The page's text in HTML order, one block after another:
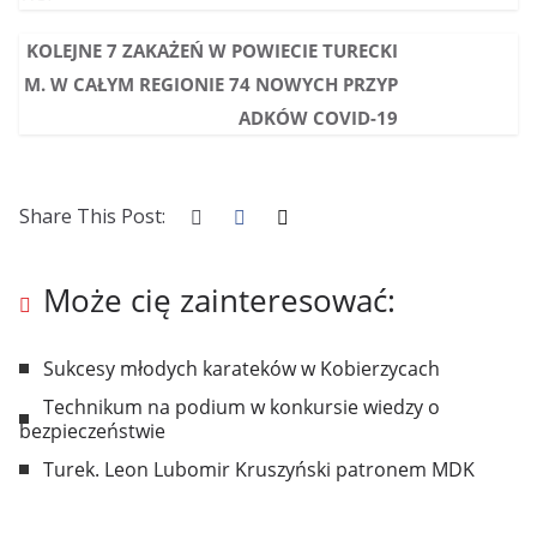
KOLEJNE 7 ZAKAŻEŃ W POWIECIE TURECKI
M. W CAŁYM REGIONIE 74 NOWYCH PRZYP
ADKÓW COVID-19
Share This Post:
Może cię zainteresować:
Sukcesy młodych karateków w Kobierzycach
Technikum na podium w konkursie wiedzy o
bezpieczeństwie
Turek. Leon Lubomir Kruszyński patronem MDK